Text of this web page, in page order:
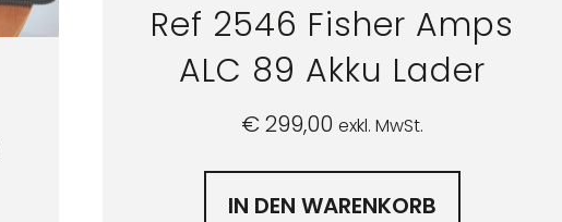
Ref 2546 Fisher Amps
ALC 89 Akku Lader
€299,00 exkl. MwSt.
IN DEN WARENKORB